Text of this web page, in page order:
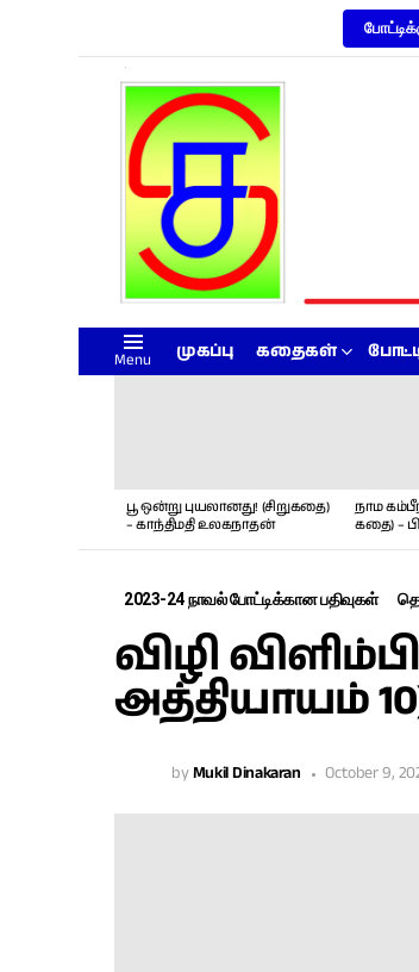
Menu முகப்பு கதைகள்
பூ ஒன்று புயலானது! (சிறுகதை)
– காந்திமதி உலகநாதன்
நாம
கதை) –
2023-24 நாவல் போட்டிக்கான பதிவுகள்
விழி
அத்தியாயம்
byMukil Dinakaran October 9,